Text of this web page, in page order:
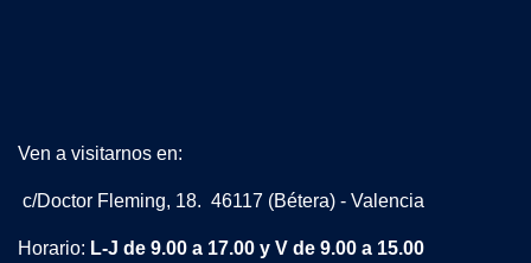
Ven a visitarnos en:
c/Doctor Fleming, 18. 46117 (Bétera) - Valencia
Horario: L-J de 9.00 a 17.00 y V de 9.00 a 15.00